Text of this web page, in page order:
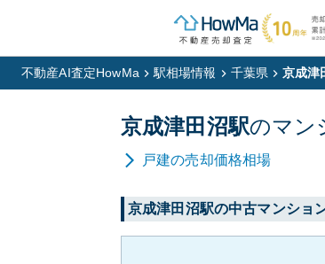
不動産AI査定HowMa 駅相場情報 千葉県 京成津
京成津田沼駅のマン
戸建の売却価格相場
京成津田沼駅の中古マンショ